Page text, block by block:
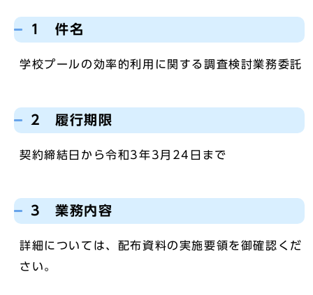
1 件名
学校プールの効率的利用に関する調査検討業務委託
2 履行期限
契約締結日から令和3年3月24日まで
3 業務内容
詳細については、配布資料の実施要領を御確認くだ
さい。